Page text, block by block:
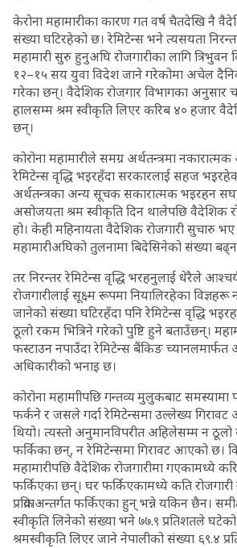
केरोना महामारीका कारण गत वर्ष चैतदेखि नै
संख्या घटिरहेको छ। रेमिटेन्स भने त्यसयता
महामारी सुरु हुनुअघि रोजगारीका लागि
१२–१५ सय युवा विदेश जाने गरेकोमा अचेल
गरेका छन्। वैदेशिक रोजगार विभागका अनुसार
हालसम्म श्रम स्वीकृति लिएर करिब ४० हजार
छन्।
कोरोना महामारीले समग्र अर्थतन्त्रमा
रेमिटेन्स वृद्धि भइरहँदा सरकारलाई सहज
अर्थतन्त्रका अन्य सूचक सकारात्मक भइरहन
असोजयता श्रम स्वीकृति दिन थालेपछि वैदेशिक
हो। केही महिनायता वैदेशिक रोजगारी सुचारु भए
महामारीअघिको तुलनामा बिदेसिनेको संख्या
तर निरन्तर रेमिटेन्स वृद्धि भरहनुलाई धेरैले
रोजगारीलाई सूक्ष्म रूपमा नियालिरहेका विज्ञहरू
जानेको संख्या घटिरहँदा पनि रेमिटेन्स वृद्धि
ठूलो रकम भित्रिने गरेको पुष्टि हुने बताउँछन्।
फस्टाउन नपाउँदा रेमिटेन्स बैंकिङ
अधिकारीको भनाइ छ।
कोरोना महामाीपछि गन्तव्य मुलुकबाट समस्यामा
फर्कने र जसले गर्दा रेमिटेन्समा उल्लेख्य
थियो। त्यस्तो अनुमानविपरीत अहिलेसम्म न
फर्किका छन्, न रेमिटेन्समा गिरावट आएको छ।
महामारीपछि वैदेशिक रोजगारीमा गएकामध्ये
फर्किएका छन्। घर फर्किएकामध्ये कति
प्रक्रियाअन्तर्गत फर्किएका हुन् भन्ने यकिन छैन।
स्वीकृति लिनेको संख्या भने ७७.९ प्रतिशतले
श्रमस्वीकृति लिएर जाने नेपालीको संख्या ६९.४